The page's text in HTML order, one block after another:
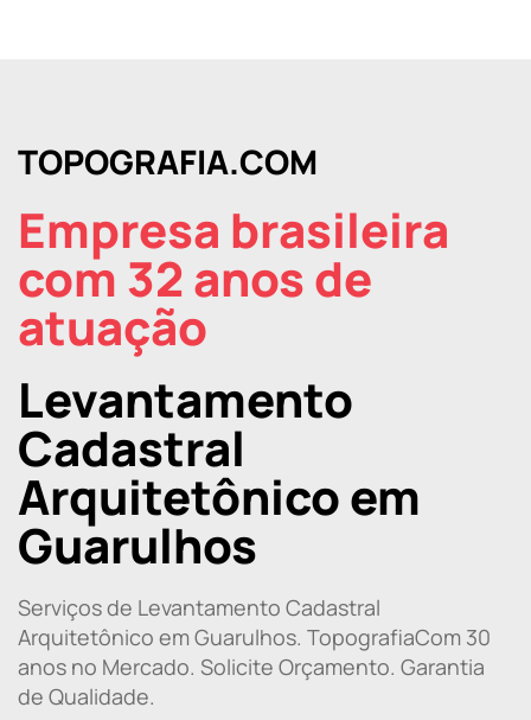
TOPOGRAFIA.COM
Empresa brasileira
com 32 anos de
atuação
Levantamento
Cadastral
Arquitetônico em
Guarulhos
Serviços de Levantamento Cadastral
Arquitetônico em Guarulhos. TopografiaCom 30
anos no Mercado. Solicite Orçamento. Garantia
de Qualidade.